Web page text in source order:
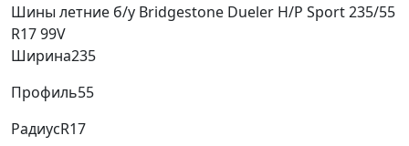
Шины летние б/у Bridgestone Dueler H/P Sport 235/55
R17 99V
Ширина235
Профиль55
РадиусR17